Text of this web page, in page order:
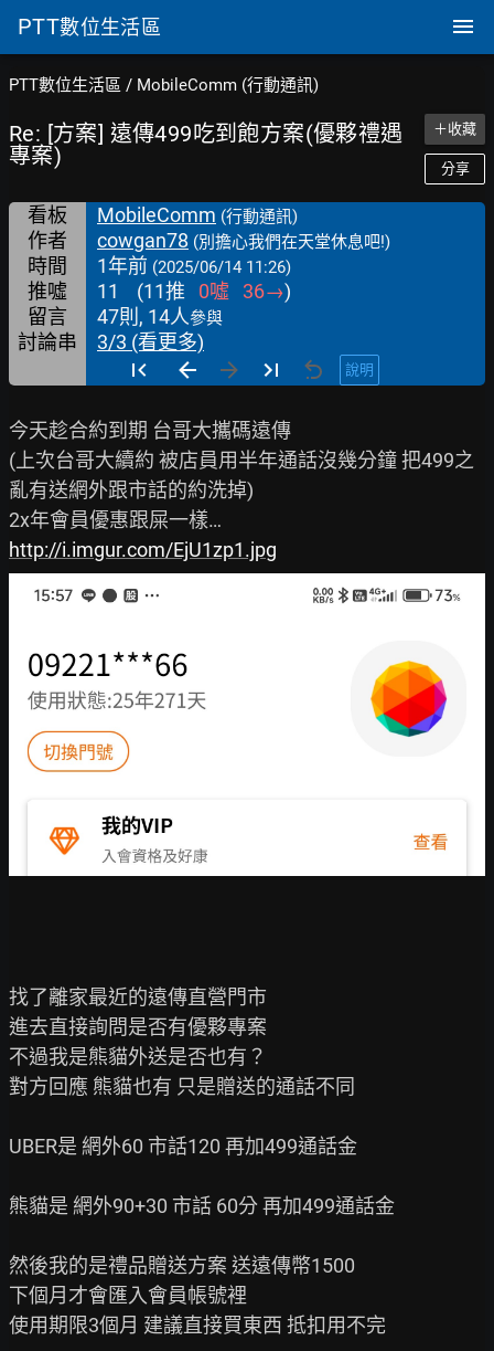
PTT數位生活區
PTT數位生活區 / MobileComm (行動通訊)
Re: [方案] 遠傳499吃到飽方案(優夥禮遇
專案)
＋收藏
分享
看板 MobileComm (行動通訊)
作者 cowgan78 (別擔心我們在天堂休息吧!)
時間 1年前 (2025/06/14 11:26)
推噓 11 (11推 0噓 36→)
留言
47則, 14人參與
討論串 3/3 (看更多)
說明
今天趁合約到期 台哥大攜碼遠傳
(上次台哥大續約 被店員用半年通話沒幾分鐘 把499之
亂有送網外跟市話的約洗掉)
http://i.imgur.com/EjU1zp1.jpg
找了離家最近的遠傳直營門市
進去直接詢問是否有優夥專案
不過我是熊貓外送是否也有？
對方回應 熊貓也有 只是贈送的通話不同
UBER是 網外60 市話120 再加499通話金
熊貓是 網外90+30 市話 60分 再加499通話金
然後我的是禮品贈送方案 送遠傳幣1500
下個月才會匯入會員帳號裡
使用期限3個月 建議直接買東西 抵扣用不完